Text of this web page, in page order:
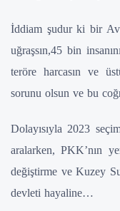
İddiam şudur ki bir
uğraşsın,45 bin
teröre harcasın ve
sorunu olsun ve bu
Dolayısıyla 2023
aralarken, PKK’nın
değiştirme ve Kuzey
devleti hayaline…